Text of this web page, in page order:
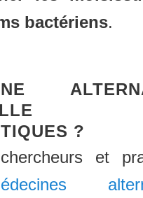
bactériens.
?
et